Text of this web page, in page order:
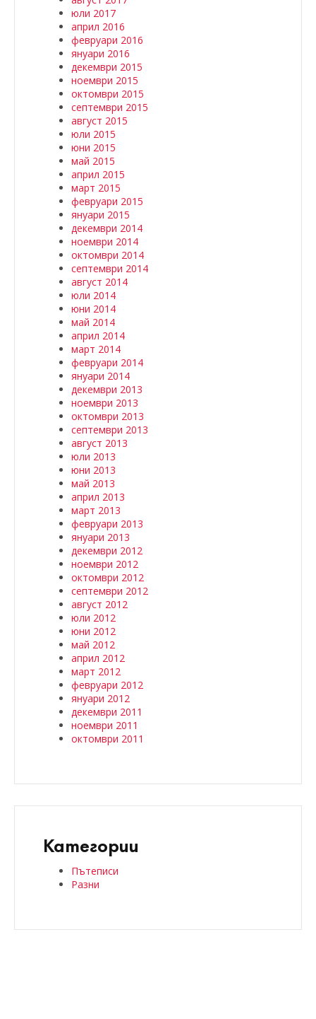
юли 2017
април 2016
февруари 2016
януари 2016
декември 2015
ноември 2015
октомври 2015
септември 2015
август 2015
юли 2015
юни 2015
май 2015
април 2015
март 2015
февруари 2015
януари 2015
декември 2014
ноември 2014
октомври 2014
септември 2014
август 2014
юли 2014
юни 2014
май 2014
април 2014
март 2014
февруари 2014
януари 2014
декември 2013
ноември 2013
октомври 2013
септември 2013
август 2013
юли 2013
юни 2013
май 2013
април 2013
март 2013
февруари 2013
януари 2013
декември 2012
ноември 2012
октомври 2012
септември 2012
август 2012
юли 2012
юни 2012
май 2012
април 2012
март 2012
февруари 2012
януари 2012
декември 2011
ноември 2011
октомври 2011
Категории
Пътеписи
Разни